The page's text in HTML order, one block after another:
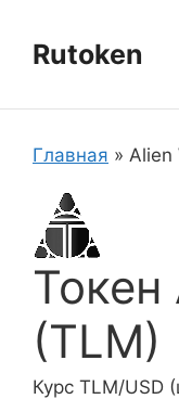
содержимому
Rutoken
Главная » Alien
Токен
(TLM)
Курс TLM/USD